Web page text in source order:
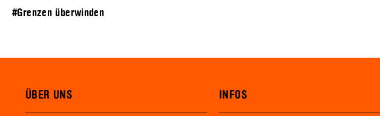
#Grenzen überwinden
ÜBER UNS INFOS